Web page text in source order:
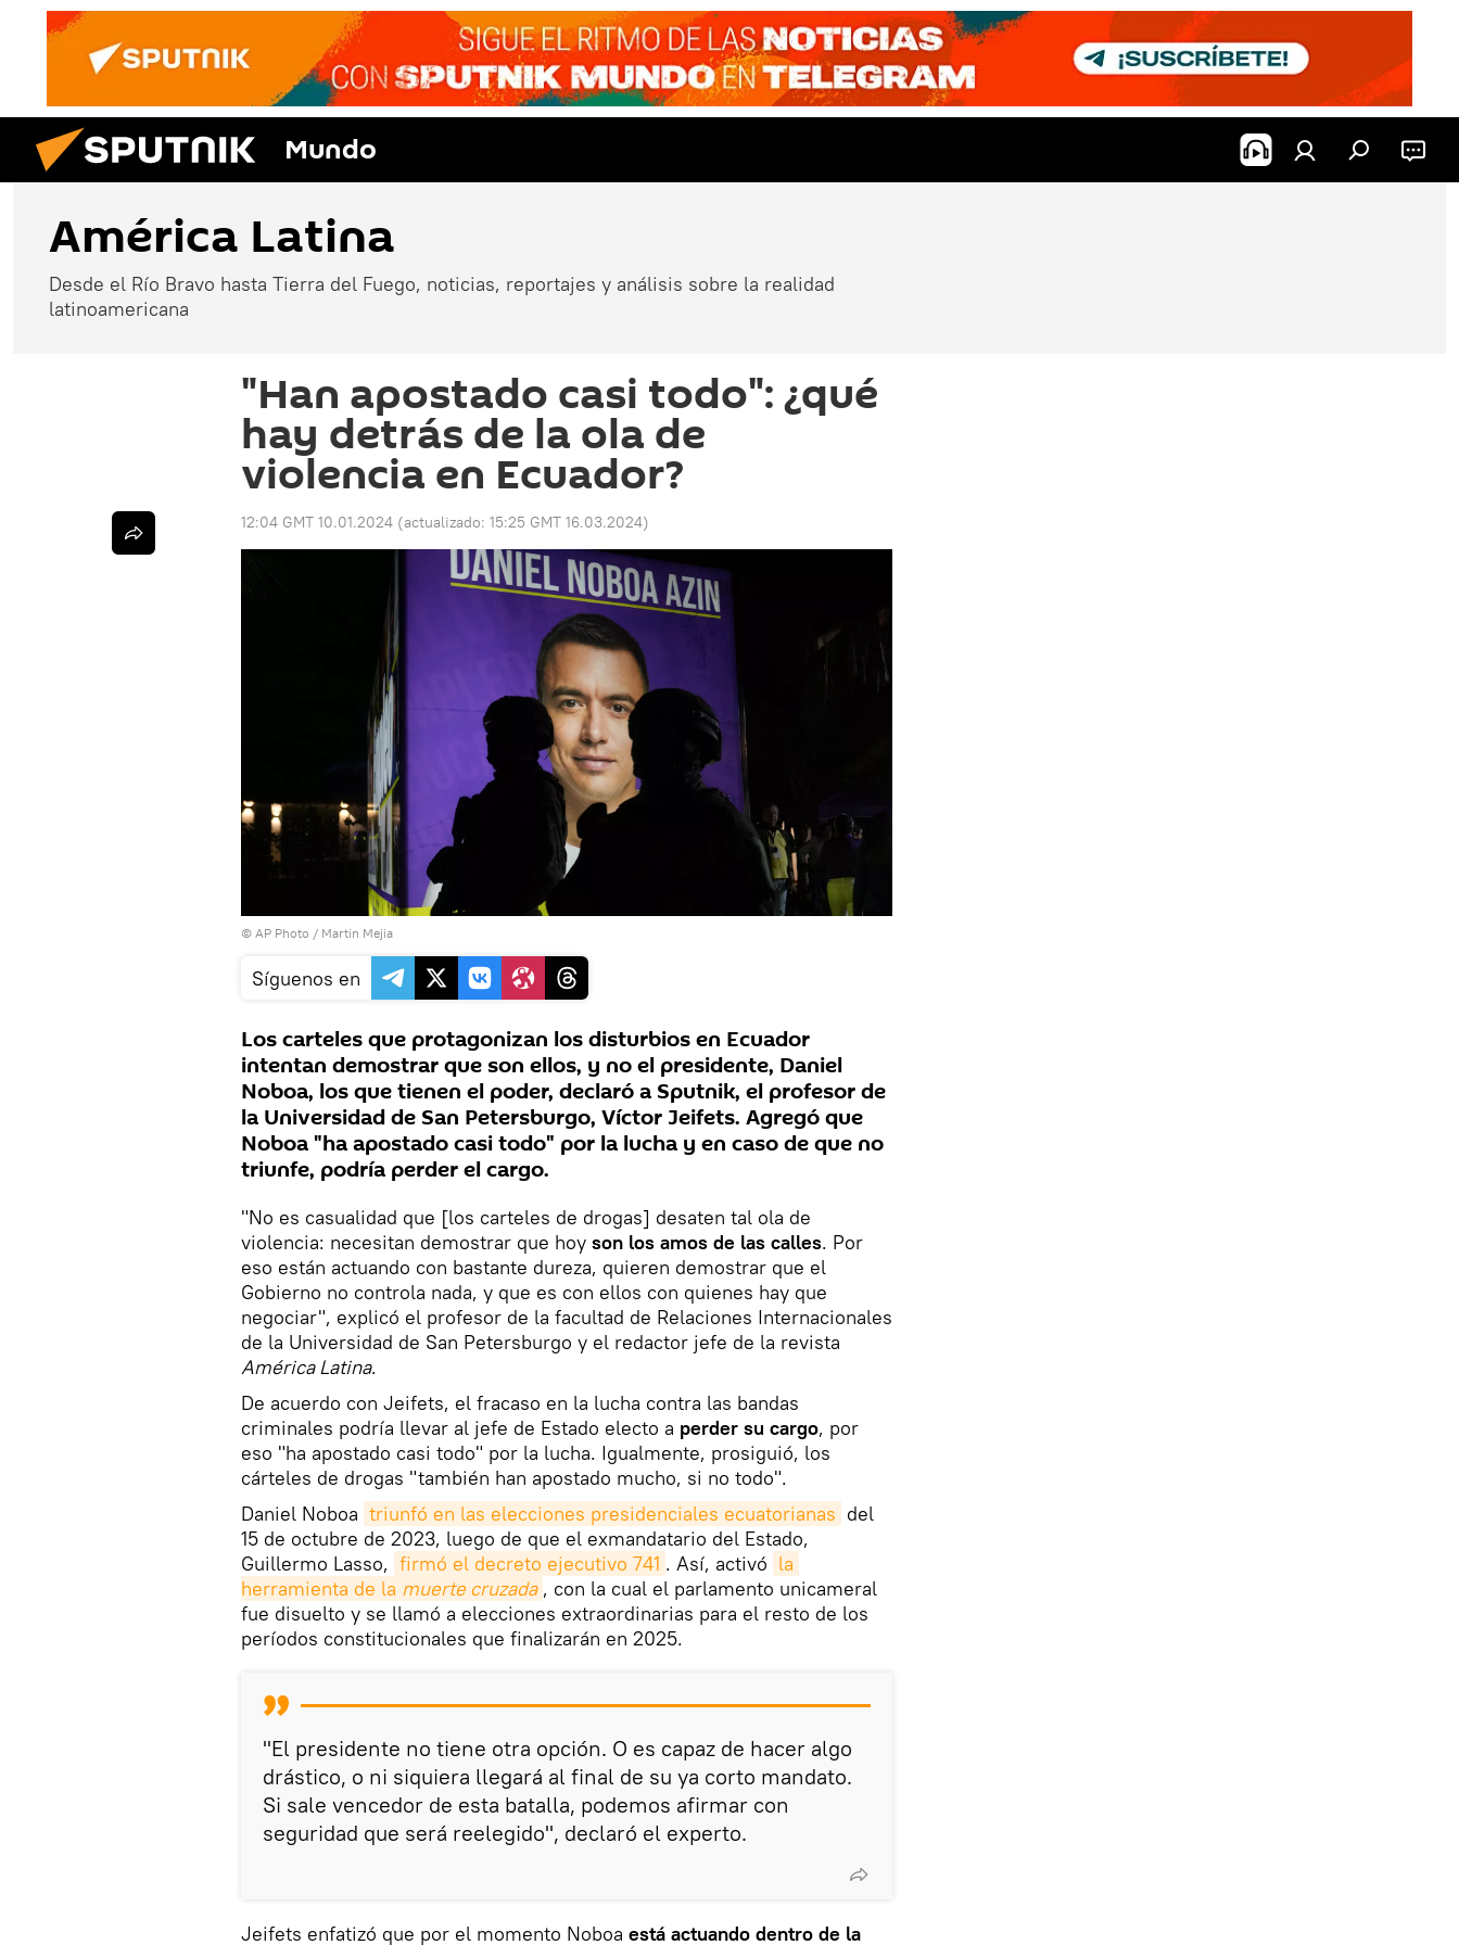
Mundo
América Latina
Desde el Río Bravo hasta Tierra del Fuego, noticias, reportajes y análisis sobre la realidad
latinoamericana
"Han apostado casi todo": ¿qué
hay detrás de la ola de
violencia en Ecuador?
12:04 GMT 10.01.2024 (actualizado: 15:25 GMT 16.03.2024)
© AP Photo / Martin Mejia
Síguenos en
Los carteles que protagonizan los disturbios en Ecuador
intentan demostrar que son ellos, y no el presidente, Daniel
Noboa, los que tienen el poder, declaró a Sputnik, el profesor de
la Universidad de San Petersburgo, Víctor Jeifets. Agregó que
Noboa "ha apostado casi todo" por la lucha y en caso de que no
triunfe, podría perder el cargo.
"No es casualidad que [los carteles de drogas] desaten tal ola de
violencia: necesitan demostrar que hoy son los amos de las calles. Por
eso están actuando con bastante dureza, quieren demostrar que el
Gobierno no controla nada, y que es con ellos con quienes hay que
negociar", explicó el profesor de la facultad de Relaciones Internacionales
de la Universidad de San Petersburgo y el redactor jefe de la revista
América Latina.
De acuerdo con Jeifets, el fracaso en la lucha contra las bandas
criminales podría llevar al jefe de Estado electo a perder su cargo, por
eso "ha apostado casi todo" por la lucha. Igualmente, prosiguió, los
cárteles de drogas "también han apostado mucho, si no todo".
Daniel Noboa triunfó en las elecciones presidenciales ecuatorianas del
15 de octubre de 2023, luego de que el exmandatario del Estado,
Guillermo Lasso, firmó el decreto ejecutivo 741 . Así, activó la
herramienta de la muerte cruzada , con la cual el parlamento unicameral
fue disuelto y se llamó a elecciones extraordinarias para el resto de los
períodos constitucionales que finalizarán en 2025.
"El presidente no tiene otra opción. O es capaz de hacer algo
drástico, o ni siquiera llegará al final de su ya corto mandato.
Si sale vencedor de esta batalla, podemos afirmar con
seguridad que será reelegido", declaró el experto.
Jeifets enfatizó que por el momento Noboa está actuando dentro de la